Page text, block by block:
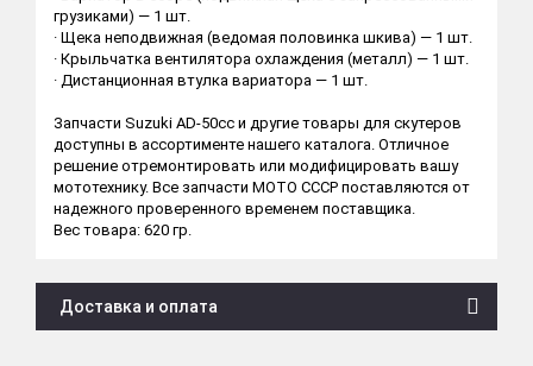
грузиками) — 1 шт.
· Щека неподвижная (ведомая половинка шкива) — 1 шт.
· Крыльчатка вентилятора охлаждения (металл) — 1 шт.
· Дистанционная втулка вариатора — 1 шт.
Запчасти Suzuki AD-50cc и другие товары для скутеров
доступны в ассортименте нашего каталога. Отличное
решение отремонтировать или модифицировать вашу
мототехнику. Все запчасти МОТО СССР поставляются от
надежного проверенного временем поставщика.
Вес товара: 620 гр.
Доставка и оплата